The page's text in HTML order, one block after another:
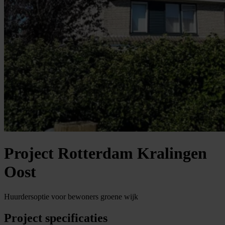
Project Rotterdam Kralingen
Oost
Huurdersoptie voor bewoners groene wijk
Project specificaties